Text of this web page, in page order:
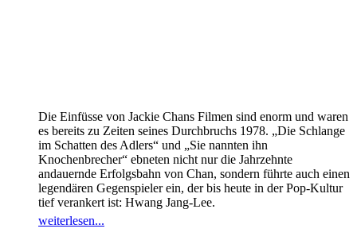
Die Einfüsse von Jackie Chans Filmen sind enorm und waren
es bereits zu Zeiten seines Durchbruchs 1978. „Die Schlange
im Schatten des Adlers“ und „Sie nannten ihn
Knochenbrecher“ ebneten nicht nur die Jahrzehnte
andauernde Erfolgsbahn von Chan, sondern führte auch einen
legendären Gegenspieler ein, der bis heute in der Pop-Kultur
tief verankert ist: Hwang Jang-Lee.
weiterlesen...